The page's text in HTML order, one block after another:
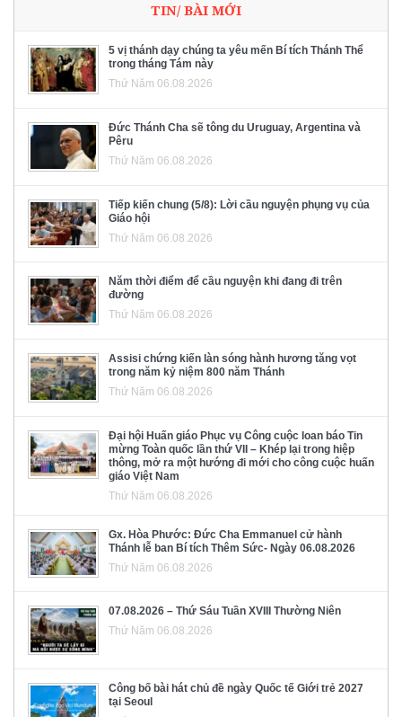
TIN/ BÀI MỚI
5 vị thánh dạy chúng ta yêu mến Bí tích Thánh Thể
trong tháng Tám này
Thứ Năm 06.08.2026
Đức Thánh Cha sẽ tông du Uruguay, Argentina và
Pêru
Thứ Năm 06.08.2026
Tiếp kiến chung (5/8): Lời cầu nguyện phụng vụ của
Giáo hội
Thứ Năm 06.08.2026
Năm thời điểm để cầu nguyện khi đang đi trên
đường
Thứ Năm 06.08.2026
Assisi chứng kiến làn sóng hành hương tăng vọt
trong năm kỷ niệm 800 năm Thánh
Thứ Năm 06.08.2026
Đại hội Huấn giáo Phục vụ Công cuộc loan báo Tin
mừng Toàn quốc lần thứ VII – Khép lại trong hiệp
thông, mở ra một hướng đi mới cho công cuộc huấn
giáo Việt Nam
Thứ Năm 06.08.2026
Gx. Hòa Phước: Đức Cha Emmanuel cử hành
Thánh lễ ban Bí tích Thêm Sức- Ngày 06.08.2026
Thứ Năm 06.08.2026
07.08.2026 – Thứ Sáu Tuần XVIII Thường Niên
Thứ Năm 06.08.2026
Công bố bài hát chủ đề ngày Quốc tế Giới trẻ 2027
tại Seoul